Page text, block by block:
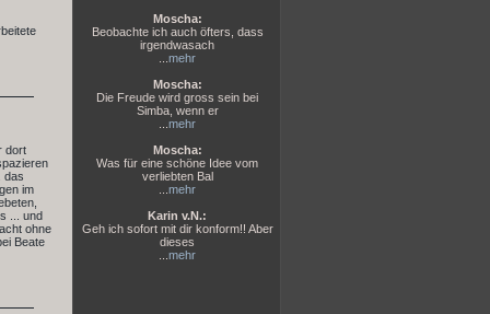
dort
das
im
... und
ohne
Beate
Moscha:
Beobachte ich auch öfters, dass
irgendwasach
mehr
Moscha:
Die Freude wird gross sein bei
Simba, wenn er
mehr
Moscha:
Was für eine schöne Idee vom
verliebten Bal
mehr
Karin v.N.:
Geh ich sofort mit dir konform!! Aber
dieses
mehr